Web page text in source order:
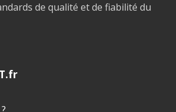
de qualité et de fiabilité du